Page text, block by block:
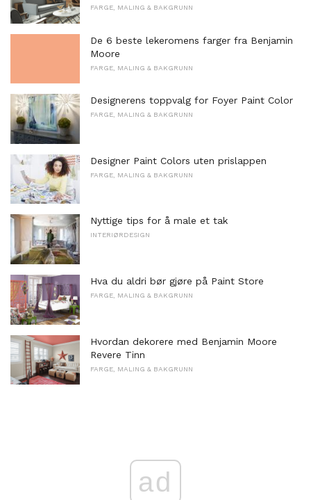
FARGE, MALING & BAKGRUNN
De 6 beste lekeromens farger fra Benjamin
Moore
FARGE, MALING & BAKGRUNN
Designerens toppvalg for Foyer Paint Color
FARGE, MALING & BAKGRUNN
Designer Paint Colors uten prislappen
FARGE, MALING & BAKGRUNN
Nyttige tips for å male et tak
INTERIØRDESIGN
Hva du aldri bør gjøre på Paint Store
FARGE, MALING & BAKGRUNN
Hvordan dekorere med Benjamin Moore
Revere Tinn
FARGE, MALING & BAKGRUNN
ad